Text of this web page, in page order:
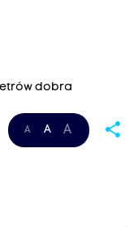
dobra
A A A share